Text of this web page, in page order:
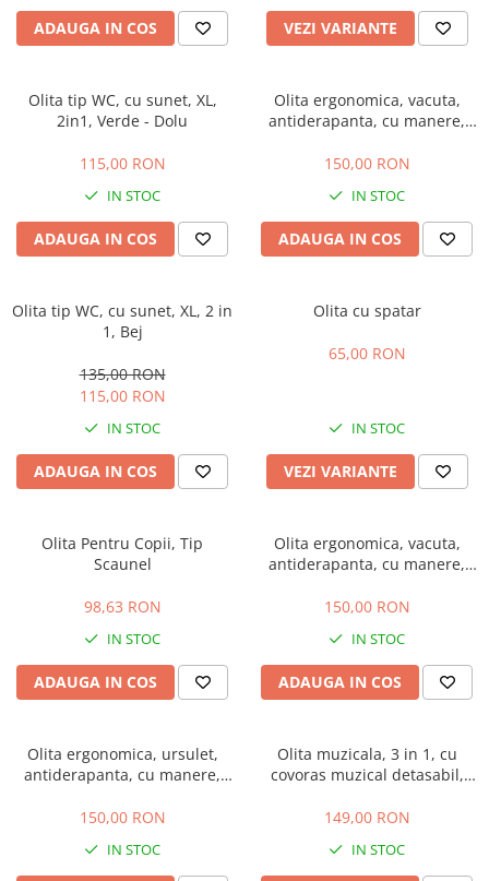
Bluze, pieptarase, mentite
Rochite bebeluse
Pantaloni de exterior
Bluze si pulovere
Babetele
Bluze, pieptarase, mentite
Ciorapi
Bluze si pulovere
Hainute bumbac organic
Cos depozitare jucarii
Jocuri educative si de societate
Masinute electrice
Jucarii gonflabile
Jucarii de nisip
Table de scris
Carucioare papusi
Adidasi
Incaltaminte de panza
ADAUGA IN COS VEZI VARIANTE
Olita tip WC, cu sunet, XL,
2in1, Verde - Dolu
115,00 RON
IN STOC
ADAUGA IN COS
Olita ergonomica, vacuta,
antiderapanta, cu manere,
150,00 RON
IN STOC
ADAUGA IN COS
Olita tip WC, cu sunet, XL, 2 in
1, Bej
135,00 RON
115,00 RON
IN STOC
ADAUGA IN COS
Olita cu spatar
65,00 RON
IN STOC
VEZI VARIANTE
Olita Pentru Copii, Tip
Scaunel
98,63 RON
IN STOC
ADAUGA IN COS
Olita ergonomica, vacuta,
antiderapanta, cu manere,
150,00 RON
IN STOC
ADAUGA IN COS
Olita ergonomica, ursulet,
antiderapanta, cu manere,
150,00 RON
IN STOC
Olita muzicala, 3 in 1, cu
covoras muzical detasabil,
roz
149,00 RON
IN STOC